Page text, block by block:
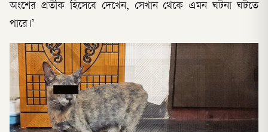
অংশের প্রতীক হিসেবে দেখেন, সেখান থেকে এমন ঘটনা ঘটতে
পারে।’